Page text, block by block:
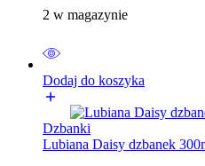
2 w magazynie
Dodaj do koszyka
Dzbanki
Lubiana Daisy dzbanek